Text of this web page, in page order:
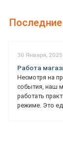
30 Января, 2025
Работа
Несмотря на
события, наш
работать
режиме. Это